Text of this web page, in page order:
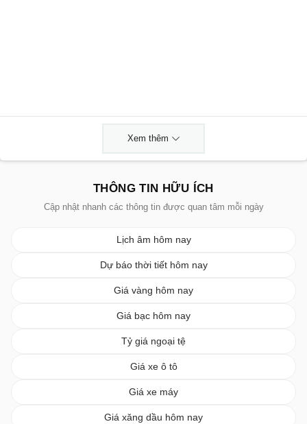
Xem thêm
THÔNG TIN HỮU ÍCH
Cập nhật nhanh các thông tin được quan tâm mỗi ngày
Lịch âm hôm nay
Dự báo thời tiết hôm nay
Giá vàng hôm nay
Giá bạc hôm nay
Tỷ giá ngoại tệ
Giá xe ô tô
Giá xe máy
Giá xăng dầu hôm nay